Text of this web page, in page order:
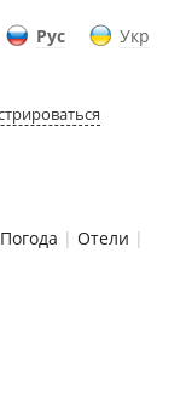
Рус Укр
Погода | Отели |